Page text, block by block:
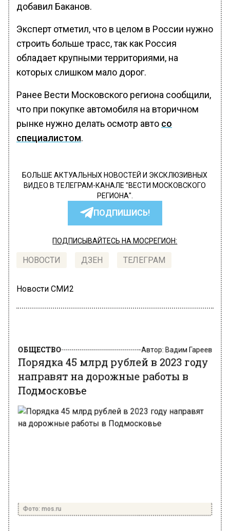
добавил Баканов.
Эксперт отметил, что в целом в России нужно
строить больше трасс, так как Россия
обладает крупными территориями, на
которых слишком мало дорог.
Ранее Вести Московского региона сообщили,
что при покупке автомобиля на вторичном
рынке нужно делать осмотр авто со
специалистом.
БОЛЬШЕ АКТУАЛЬНЫХ НОВОСТЕЙ И ЭКСКЛЮЗИВНЫХ
ВИДЕО В ТЕЛЕГРАМ-КАНАЛЕ "ВЕСТИ МОСКОВСКОГО
РЕГИОНА".
ПОДПИШИСЬ!
ПОДПИСЫВАЙТЕСЬ НА МОСРЕГИОН:
НОВОСТИ ДЗЕН ТЕЛЕГРАМ
Новости СМИ2
Порядка 45 млрд рублей в 2023 году
направят на дорожные работы в
Подмосковье